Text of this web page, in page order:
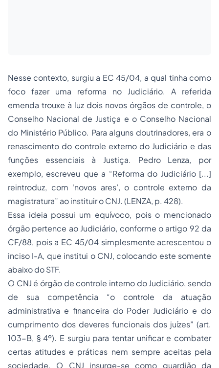
Nesse contexto, surgiu a EC 45/04, a qual tinha como
foco fazer uma reforma no Judiciário. A referida
emenda trouxe à luz dois novos órgãos de controle, o
Conselho Nacional de Justiça e o Conselho Nacional
do Ministério Público. Para alguns doutrinadores, era o
renascimento do controle externo do Judiciário e das
funções essenciais à Justiça. Pedro Lenza, por
exemplo, escreveu que a “Reforma do Judiciário [...]
reintroduz, com ‘novos ares’, o controle externo da
magistratura” ao instituir o CNJ. (LENZA, p. 428).
Essa ideia possui um equívoco, pois o mencionado
órgão pertence ao Judiciário, conforme o artigo 92 da
CF/88, pois a EC 45/04 simplesmente acrescentou o
inciso I-A, que institui o CNJ, colocando este somente
abaixo do STF.
O CNJ é órgão de controle interno do Judiciário, sendo
de sua competência “o controle da atuação
administrativa e financeira do Poder Judiciário e do
cumprimento dos deveres funcionais dos juízes” (art.
103-B, § 4º). E surgiu para tentar unificar e combater
certas atitudes e práticas nem sempre aceitas pela
sociedade. O CNJ insurge-se como guardião da